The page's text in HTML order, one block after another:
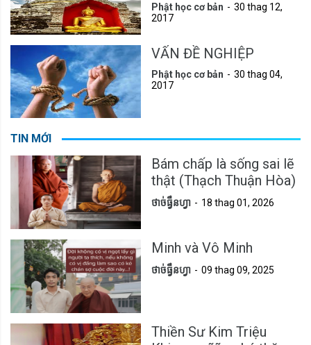
Phật học cơ bản
30 thag 12,
2017
VẤN ĐỀ NGHIỆP
Phật học cơ bản
30 thag 04,
2017
TIN MỚI
Bám chấp là sống sai lẽ
thật (Thạch Thuận Hòa)
ថាច់ធ្វឹនហ្វា 18 thag 01, 2026
Minh và Vô Minh
ថាច់ធ្វឹនហ្វា 09 thag 09, 2025
Thiền Sư Kim Triệu